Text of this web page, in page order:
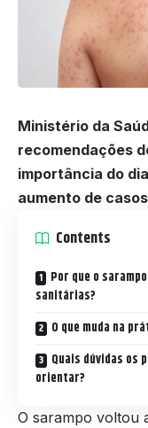
Ministério da
recomendações
importância do
aumento de
Contents
Por que o
sanitárias?
O que muda na
Quais dúvidas os
orientar?
O sarampo voltou